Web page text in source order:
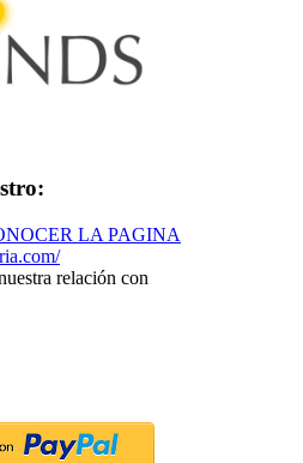
relación con